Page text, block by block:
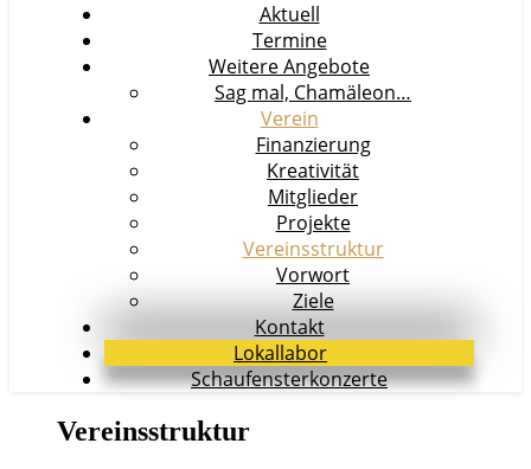
Aktuell
Termine
Weitere Angebote
Sag mal, Chamäleon…
Verein
Finanzierung
Kreativität
Mitglieder
Projekte
Vereinsstruktur
Vorwort
Ziele
Kontakt
Lokallabor
Schaufensterkonzerte
Vereinsstruktur